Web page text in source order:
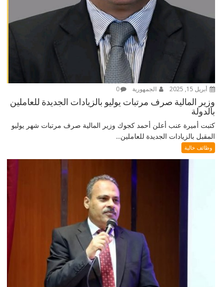
أبريل 15, 2025 الجمهورية 0
وزير المالية صرف مرتبات يوليو بالزيادات الجديدة للعاملين
بالدولة
كتبت أميرة عنب أعلن أحمد كجوك وزير المالية صرف مرتبات شهر يوليو
المقبل بالزيادات الجديدة للعاملين...
وظائف خالية